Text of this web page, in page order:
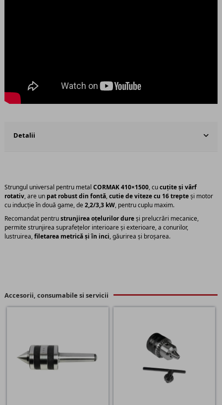
Detalii
Strungul universal pentru metal CORMAK 410×1500, cucuțite și vârf
rotativ, are un pat robust din fontă,cutie de viteze cu 16 trepteși motor
cu inducție în două game, de2,2/3,3 kW, pentru cuplu maxim.
Recomandat pentrustrunjirea oțelurilor dureși prelucrări mecanice,
permite strunjirea suprafețelor interioare și exterioare, a conurilor,
lustruirea,filetarea metrică și în inci, găurirea și broșarea.
Accesorii, consumabile si servicii